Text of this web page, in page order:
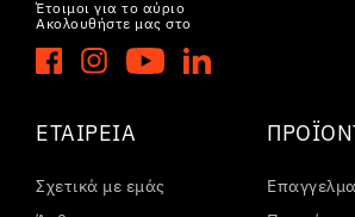
Έτοιμοι για το αύριο
Ακολουθήστε μας στο
ΕΤΑΙΡΕΊΑ
Σχετικά με εμάς